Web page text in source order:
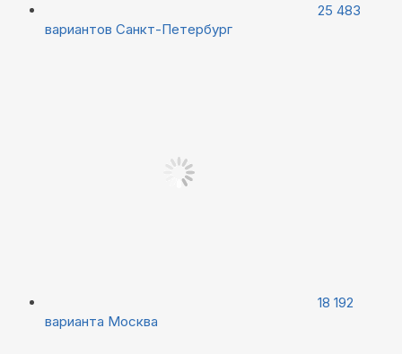
25 483
вариантов Санкт-Петербург
18 192
варианта Москва